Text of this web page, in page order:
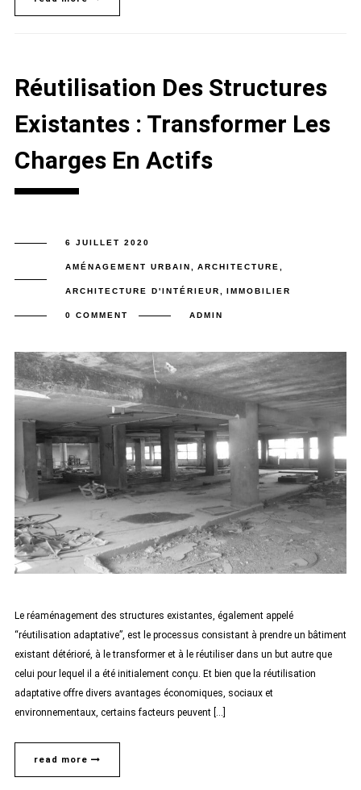
Réutilisation Des Structures
Existantes : Transformer Les
Charges En Actifs
6 JUILLET 2020
AMÉNAGEMENT URBAIN , ARCHITECTURE,
ARCHITECTURE D'INTÉRIEUR, IMMOBILIER
0 COMMENT ADMIN
Le réaménagement des structures existantes, également appelé
“réutilisation adaptative”, est le processus consistant à prendre un bâtiment
existant détérioré, à le transformer et à le réutiliser dans un but autre que
celui pour lequel il a été initialement conçu. Et bien que la réutilisation
adaptative offre divers avantages économiques, sociaux et
environnementaux, certains facteurs peuvent […]
read more